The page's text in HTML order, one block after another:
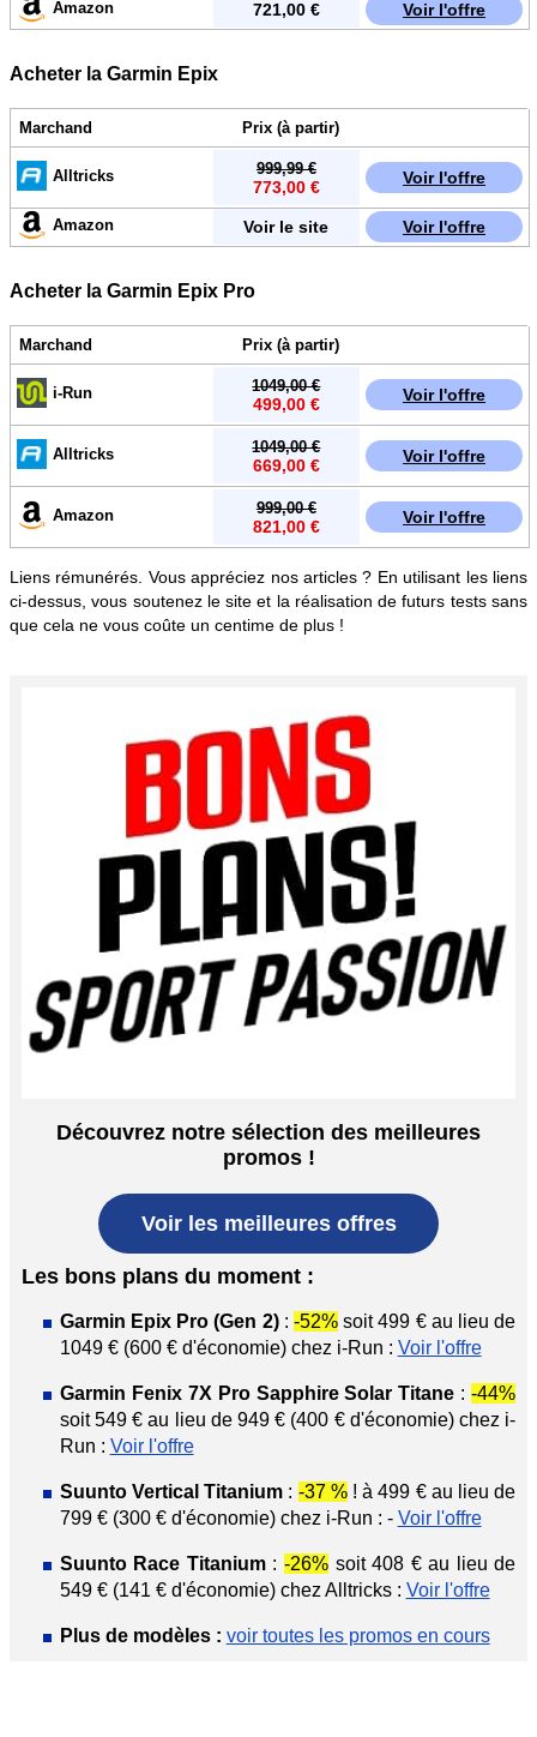
Amazon Voir l'offre
721,00 €
Acheter la Garmin Epix
Marchand Prix (à partir)
Alltricks Voir l'offre
999,99 €
773,00 €
Amazon Voir l'offre
Voir le site
Acheter la Garmin Epix Pro
Marchand Prix (à partir)
i-Run Voir l'offre
1049,00 €
499,00 €
Alltricks Voir l'offre
1049,00 €
669,00 €
Amazon Voir l'offre
999,00 €
821,00 €
Liens rémunérés. Vous appréciez nos articles ? En utilisant les liens
ci-dessus, vous soutenez le site et la réalisation de futurs tests sans
que cela ne vous coûte un centime de plus !
Découvrez notre sélection des meilleures
promos !
Voir les meilleures offres
Les bons plans du moment :
Garmin Epix Pro (Gen 2): -52% soit 499 € au lieu de
1049 € (600 € d'économie) chez i-Run : Voir l'offre
Garmin Fenix 7X Pro Sapphire Solar Titane :-44%
soit 549 € au lieu de 949 € (400 € d'économie) chez i-
Run : Voir l'offre
Suunto Vertical Titanium : -37 %! à 499 € au lieu de
799 € (300 € d'économie) chez i-Run : - Voir l'offre
Suunto Race Titanium: -26%soit 408 € au lieu de
549 € (141 € d'économie) chez Alltricks : Voir l'offre
Plus de modèles : voir toutes les promos en cours